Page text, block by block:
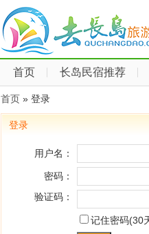
首页 长岛民宿推荐
首页 » 登录
登录
用户名：
密码：
验证码：
记住密码(30